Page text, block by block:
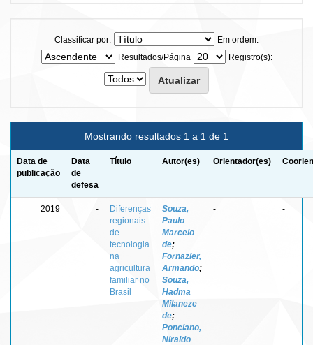
Classificar por:
Em ordem:
Resultados/Página
Registro(s):
Mostrando resultados 1 a 1 de 1
Data de
publicação
Data
de
defesa
Título Autor(es) Orientador(es)
2019 -
Diferenças
regionais
de
tecnologia
na
agricultura
familiar no
Brasil
Souza,
Paulo
Marcelo
de;
Fornazier,
Armando;
Souza,
Hadma
Milaneze
de;
Ponciano,
Niraldo
- -